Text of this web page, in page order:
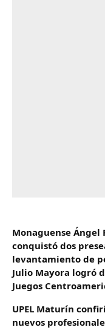
Monaguense Ángel
conquistó dos
levantamiento de
Julio Mayora logró
Juegos
UPEL Maturín
nuevos